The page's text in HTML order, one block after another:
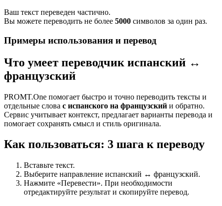
Ваш текст переведен частично.
Вы можете переводить не более 5000 символов за один раз.
Примеры использования и перевод
Что умеет переводчик испанский ↔
французский
PROMT.One помогает быстро и точно переводить тексты и
отдельные слова с испанского на французский и обратно.
Сервис учитывает контекст, предлагает варианты перевода и
помогает сохранять смысл и стиль оригинала.
Как пользоваться: 3 шага к переводу
Вставьте текст.
Выберите направление испанский ↔ французский.
Нажмите «Перевести». При необходимости
отредактируйте результат и скопируйте перевод.